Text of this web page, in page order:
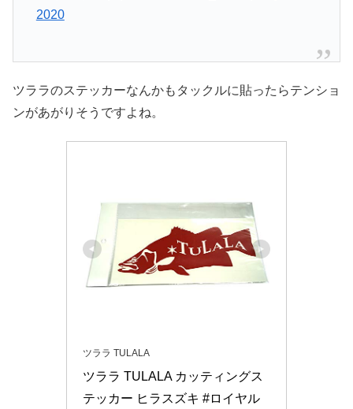
2020
ツララのステッカーなんかもタックルに貼ったらテンショ
ンがあがりそうですよね。
ツララ TULALA
ツララ TULALA カッティングス
テッカー ヒラスズキ #ロイヤル